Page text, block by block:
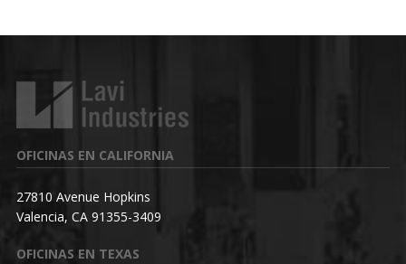
OFICINAS EN CALIFORNIA
27810 Avenue Hopkins
Valencia, CA 91355-3409
OFICINAS EN TEXAS